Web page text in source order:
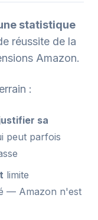
statistique
réussite de la
Amazon.
:
sa
peut parfois
limite
— Amazon n'est